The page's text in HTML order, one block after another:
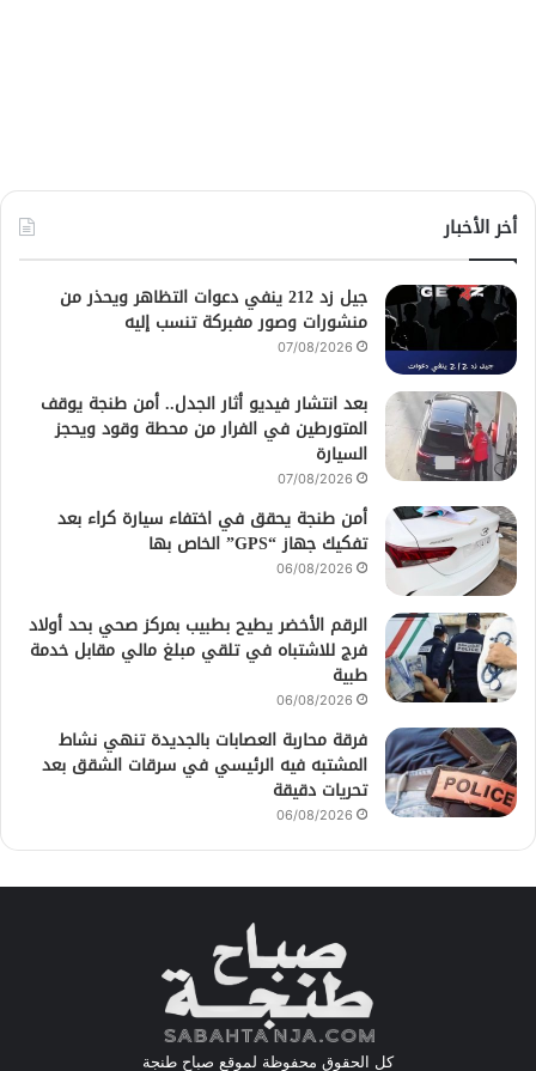
أخر الأخبار
جيل زد 212 ينفي دعوات التظاهر ويحذر من
منشورات وصور مفبركة تنسب إليه
07/08/2026
بعد انتشار فيديو أثار الجدل.. أمن طنجة يوقف
المتورطين في الفرار من محطة وقود ويحجز
السيارة
07/08/2026
أمن طنجة يحقق في اختفاء سيارة كراء بعد
تفكيك جهاز “GPS” الخاص بها
06/08/2026
الرقم الأخضر يطيح بطبيب بمركز صحي بحد أولاد
فرج للاشتباه في تلقي مبلغ مالي مقابل خدمة
طبية
06/08/2026
فرقة محاربة العصابات بالجديدة تنهي نشاط
المشتبه فيه الرئيسي في سرقات الشقق بعد
تحريات دقيقة
06/08/2026
كل الحقوق محفوظة لموقع صباح طنجة